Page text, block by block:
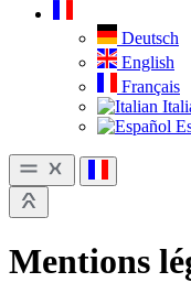
Deutsch
English
Français
Mentions